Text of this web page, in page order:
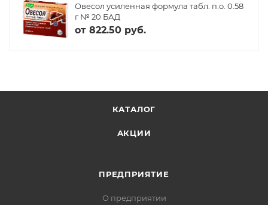
Овесол усиленная формула табл. п.о. 0.58
г № 20 БАД
от 822.50 руб.
КАТАЛОГ
АКЦИИ
ПРЕДПРИЯТИЕ
О предприятии